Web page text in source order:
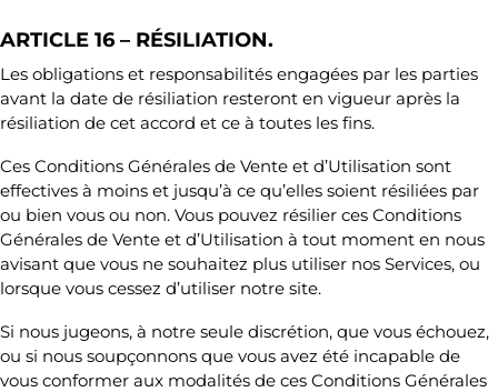
ARTICLE 16 – RÉSILIATION.
Les obligations et responsabilités engagées par les parties
avant la date de résiliation resteront en vigueur après la
résiliation de cet accord et ce à toutes les fins.
Ces Conditions Générales de Vente et d’Utilisation sont
effectives à moins et jusqu’à ce qu’elles soient résiliées par
ou bien vous ou non. Vous pouvez résilier ces Conditions
Générales de Vente et d’Utilisation à tout moment en nous
avisant que vous ne souhaitez plus utiliser nos Services, ou
lorsque vous cessez d’utiliser notre site.
Si nous jugeons, à notre seule discrétion, que vous échouez,
ou si nous soupçonnons que vous avez été incapable de
vous conformer aux modalités de ces Conditions Générales